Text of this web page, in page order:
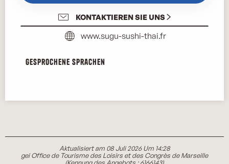
KONTAKTIEREN SIE UNS
www.sugu-sushi-thai.fr
Gesprochene Sprachen
Gesprochene Sprachen
Aktualisiert am 08 Juli 2026 Um 14:28
gei Office de Tourisme des Loisirs et des Congrès de Marseille
(Kennung des Angebots :6166143)